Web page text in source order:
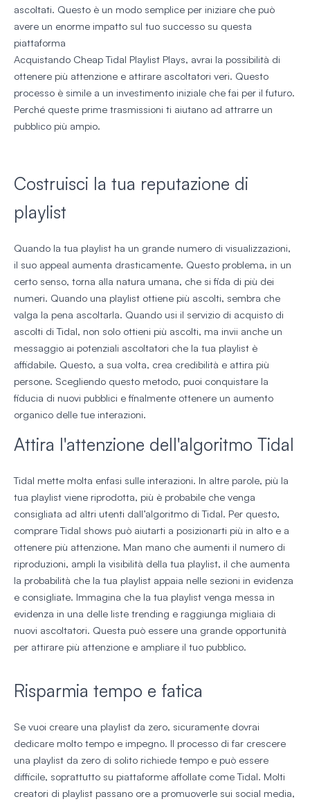
ascoltati. Questo è un modo semplice per iniziare che può
avere un enorme impatto sul tuo successo su questa
piattaforma
Acquistando Cheap Tidal Playlist Plays, avrai la possibilità di
ottenere più attenzione e attirare ascoltatori veri. Questo
processo è simile a un investimento iniziale che fai per il futuro.
Perché queste prime trasmissioni ti aiutano ad attrarre un
pubblico più ampio.
Costruisci la tua reputazione di
playlist
Quando la tua playlist ha un grande numero di visualizzazioni,
il suo appeal aumenta drasticamente. Questo problema, in un
certo senso, torna alla natura umana, che si fida di più dei
numeri. Quando una playlist ottiene più ascolti, sembra che
valga la pena ascoltarla. Quando usi il servizio di acquisto di
ascolti di Tidal, non solo ottieni più ascolti, ma invii anche un
messaggio ai potenziali ascoltatori che la tua playlist è
affidabile. Questo, a sua volta, crea credibilità e attira più
persone. Scegliendo questo metodo, puoi conquistare la
fiducia di nuovi pubblici e finalmente ottenere un aumento
organico delle tue interazioni.
Attira l'attenzione dell'algoritmo Tidal
Tidal mette molta enfasi sulle interazioni. In altre parole, più la
tua playlist viene riprodotta, più è probabile che venga
consigliata ad altri utenti dall’algoritmo di Tidal. Per questo,
comprare Tidal shows può aiutarti a posizionarti più in alto e a
ottenere più attenzione. Man mano che aumenti il numero di
riproduzioni, ampli la visibilità della tua playlist, il che aumenta
la probabilità che la tua playlist appaia nelle sezioni in evidenza
e consigliate. Immagina che la tua playlist venga messa in
evidenza in una delle liste trending e raggiunga migliaia di
nuovi ascoltatori. Questa può essere una grande opportunità
per attirare più attenzione e ampliare il tuo pubblico.
Risparmia tempo e fatica
Se vuoi creare una playlist da zero, sicuramente dovrai
dedicare molto tempo e impegno. Il processo di far crescere
una playlist da zero di solito richiede tempo e può essere
difficile, soprattutto su piattaforme affollate come Tidal. Molti
creatori di playlist passano ore a promuoverle sui social media,